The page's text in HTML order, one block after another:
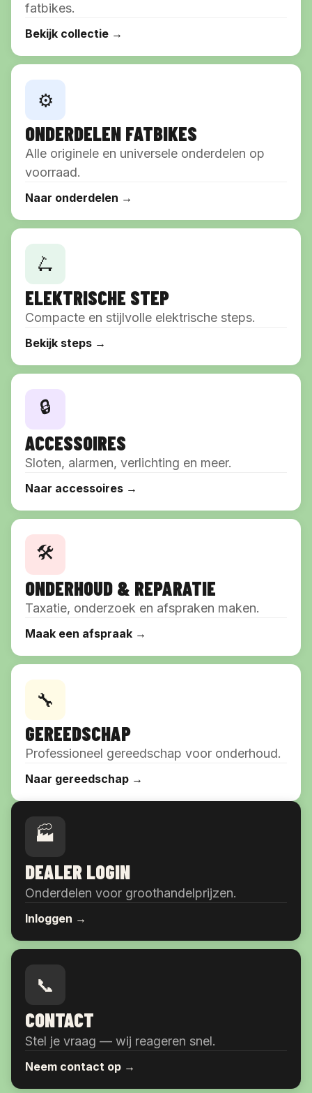
fatbikes.
Bekijk collectie →
⚙️
ONDERDELEN FATBIKES
Alle originele en universele onderdelen op
voorraad.
Naar onderdelen →
🛴
ELEKTRISCHE STEP
Compacte en stijlvolle elektrische steps.
Bekijk steps →
🔒
ACCESSOIRES
Sloten, alarmen, verlichting en meer.
Naar accessoires →
🛠️
ONDERHOUD & REPARATIE
Taxatie, onderzoek en afspraken maken.
Maak een afspraak →
🔧
GEREEDSCHAP
Professioneel gereedschap voor onderhoud.
Naar gereedschap →
🏭
DEALER LOGIN
Onderdelen voor groothandelprijzen.
Inloggen →
📞
CONTACT
Stel je vraag — wij reageren snel.
Neem contact op →